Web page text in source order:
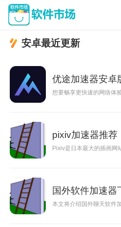
安卓最近更新
优途加速器安卓
想要畅享更快速的网络体
pixiv加速器推荐
Pixiv是日本最大的插画网
国外软件加速器
本文将介绍国外聊天软件